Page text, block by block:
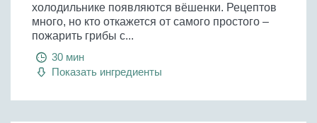
холодильнике появляются вёшенки. Рецептов
много, но кто откажется от самого простого –
пожарить грибы с...
30 мин
Показать ингредиенты